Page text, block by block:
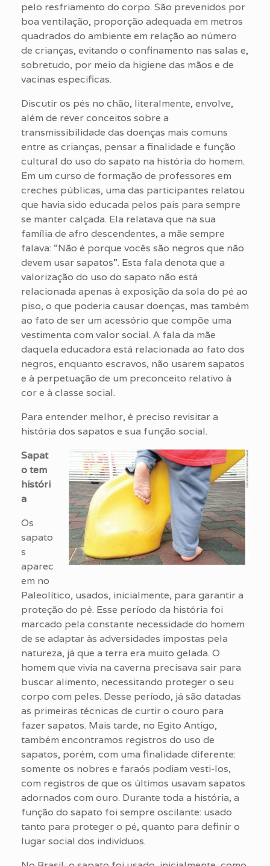
pelo resfriamento do corpo. São prevenidos por
boa ventilação, proporção adequada em metros
quadrados do ambiente em relação ao número
de crianças, evitando o confinamento nas salas e,
sobretudo, por meio da higiene das mãos e de
vacinas especificas.
Discutir os pés no chão, literalmente, envolve,
além de rever conceitos sobre a
transmissibilidade das doenças mais comuns
entre as crianças, pensar a finalidade e função
cultural do uso do sapato na história do homem.
Em um curso de formação de professores em
creches públicas, uma das participantes relatou
que havia sido educada pelos pais para sempre
se manter calçada. Ela relatava que na sua
família de afro descendentes, a mãe sempre
falava: “Não é porque vocês são negros que não
devem usar sapatos”. Esta fala denota que a
valorização do uso do sapato não está
relacionada apenas à exposição da sola do pé ao
piso, o que poderia causar doenças, mas também
ao fato de ser um acessório que compõe uma
vestimenta com valor social. A fala da mãe
daquela educadora está relacionada ao fato dos
negros, enquanto escravos, não usarem sapatos
e à perpetuação de um preconceito relativo à
cor e à classe social.
Para entender melhor, é preciso revisitar a
história dos sapatos e sua função social.
Sapat
o tem
históri
a
Os
sapato
s
aparec
em no
Paleolítico, usados, inicialmente, para garantir a
proteção do pé. Esse período da história foi
marcado pela constante necessidade do homem
de se adaptar às adversidades impostas pela
natureza, já que a terra era muito gelada. O
homem que vivia na caverna precisava sair para
buscar alimento, necessitando proteger o seu
corpo com peles. Desse período, já são datadas
as primeiras técnicas de curtir o couro para
fazer sapatos. Mais tarde, no Egito Antigo,
também encontramos registros do uso de
sapatos, porém, com uma finalidade diferente:
somente os nobres e faraós podiam vesti-los,
com registros de que os últimos usavam sapatos
adornados com ouro. Durante toda a história, a
função do sapato foi sempre oscilante: usado
tanto para proteger o pé, quanto para definir o
lugar social dos indivíduos.